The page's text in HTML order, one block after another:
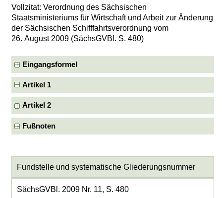
Vollzitat: Verordnung des Sächsischen
Staatsministeriums für Wirtschaft und Arbeit zur Änderung
der Sächsischen Schifffahrtsverordnung vom
26. August 2009 (SächsGVBl. S. 480)
Eingangsformel
Artikel 1
Artikel 2
Fußnoten
Fundstelle und systematische Gliederungsnummer
SächsGVBl. 2009 Nr. 11, S. 480